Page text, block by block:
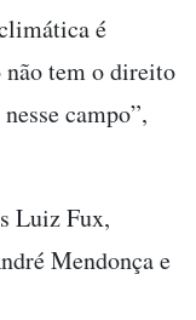
é
tem o direito
campo”,
Luiz Fux,
Mendonça e